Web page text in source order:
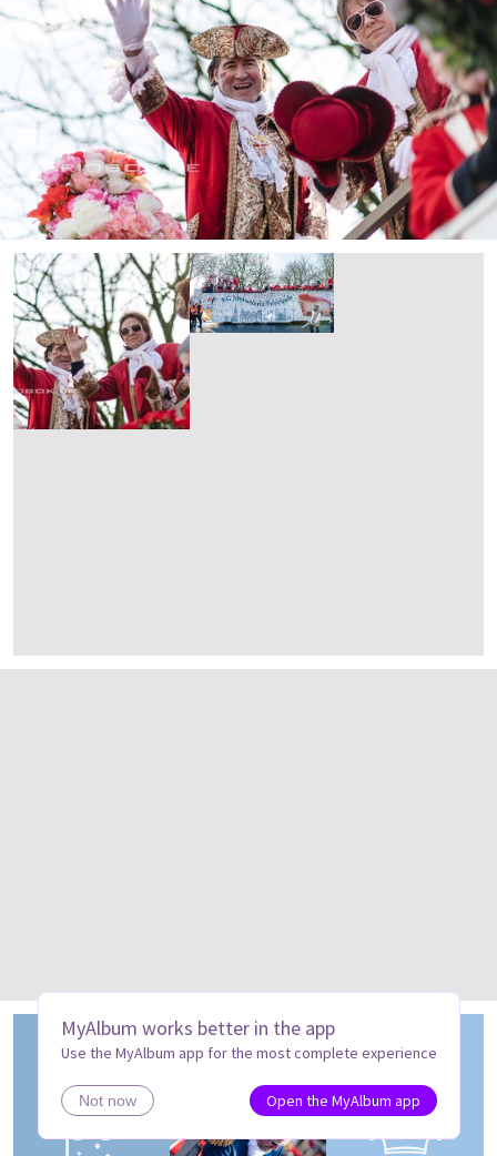
MyAlbum works better in the app
Use the MyAlbum app for the most complete experience
Not now Open the MyAlbum app